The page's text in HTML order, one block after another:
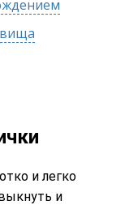
и легко
и